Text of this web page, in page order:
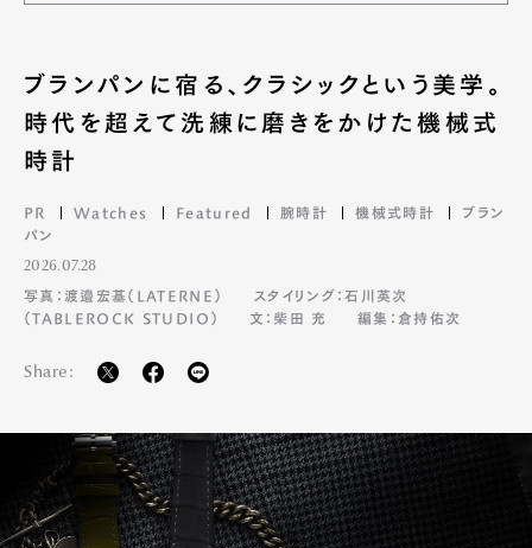
ブランパンに宿る、クラシックという美学。
時代を超えて洗練に磨きをかけた機械式
時計
PR Watches Featured 腕時計 機械式時計
ブラン
パン
2026.07.28
写真：渡邉宏基（LATERNE）
スタイリング：石川英次
（TABLEROCK STUDIO）
文：柴田 充 編集：倉持佑次
Share: